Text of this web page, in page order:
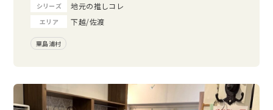
シリーズ 地元の推しコレ
エリア 下越/佐渡
粟島浦村